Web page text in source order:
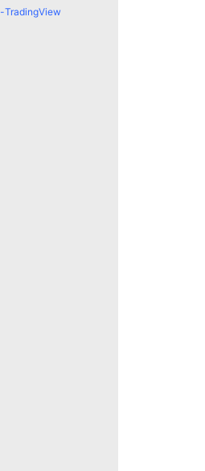
עקוב אחר כל השווקים ב-TradingView